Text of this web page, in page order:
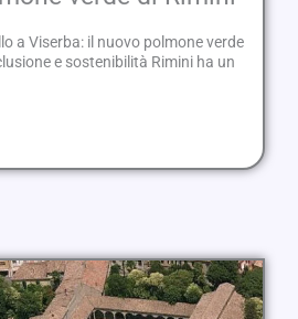
a Viserba: il nuovo polmone verde
e sostenibilità Rimini ha un